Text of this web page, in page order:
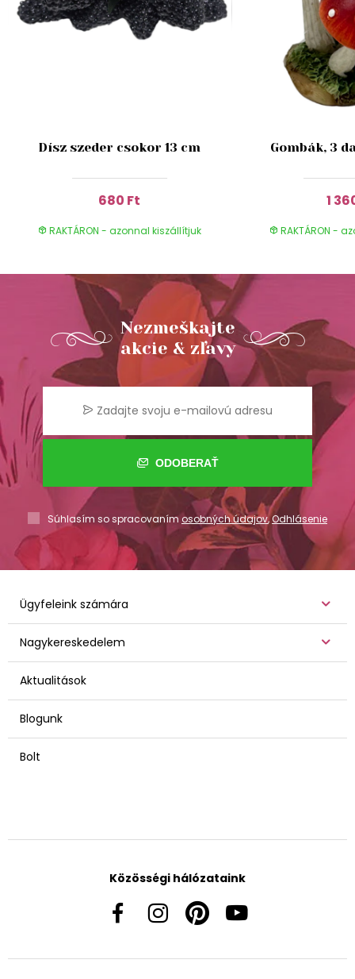
Dísz szeder csokor 13 cm
680 Ft
RAKTÁRON - azonnal kiszállítjuk
Gombák, 3
1
RAKTÁRON -
Nezmeškajte
akcie & zľavy
ODOBERAŤ
Súhlasím so spracovaním osobných údajov,Odhlásenie
Ügyfeleink számára
Nagykereskedelem
Aktualitások
Blogunk
Bolt
Közösségi hálózataink